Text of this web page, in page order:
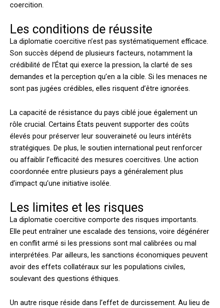
coercition.
Les conditions de réussite
La diplomatie coercitive n’est pas systématiquement efficace.
Son succès dépend de plusieurs facteurs, notamment la
crédibilité de l’État qui exerce la pression, la clarté de ses
demandes et la perception qu’en a la cible. Si les menaces ne
sont pas jugées crédibles, elles risquent d’être ignorées.
La capacité de résistance du pays ciblé joue également un
rôle crucial. Certains États peuvent supporter des coûts
élevés pour préserver leur souveraineté ou leurs intérêts
stratégiques. De plus, le soutien international peut renforcer
ou affaiblir l’efficacité des mesures coercitives. Une action
coordonnée entre plusieurs pays a généralement plus
d’impact qu’une initiative isolée.
Les limites et les risques
La diplomatie coercitive comporte des risques importants.
Elle peut entraîner une escalade des tensions, voire dégénérer
en conflit armé si les pressions sont mal calibrées ou mal
interprétées. Par ailleurs, les sanctions économiques peuvent
avoir des effets collatéraux sur les populations civiles,
soulevant des questions éthiques.
Un autre risque réside dans l’effet de durcissement. Au lieu de